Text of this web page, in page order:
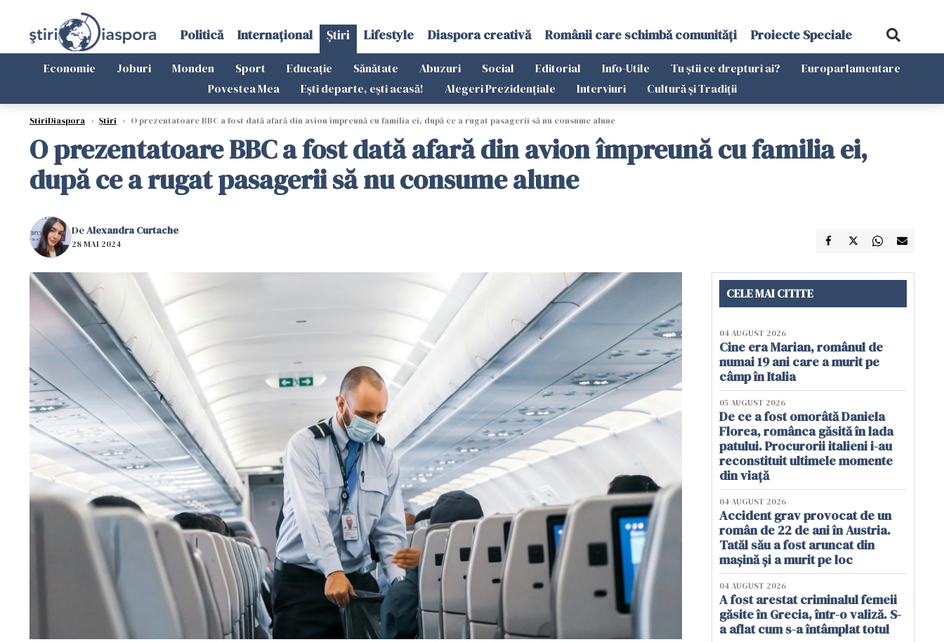
Politică Internațional Știri Lifestyle Diaspora creativă Românii care schimbă comunități Proiecte Speciale
Economie Joburi Monden Sport Educație Sănătate Abuzuri Social Editorial Info-Utile Tu știi ce drepturi ai?
Europarlamentare
Povestea Mea
Ești departe, ești acasă! Alegeri Prezidențiale Interviuri Cultură și Tradiții
StiriDiaspora › Știri › O prezentatoare BBC a fost dată afară din avion împreună cu familia ei, după ce a rugat pasagerii să nu consume alune
O prezentatoare BBC a fost dată afară din avion împreună cu familia ei,
după ce a rugat pasagerii să nu consume alune
DeAlexandra Curtache
28 MAI 2024
CELE MAI CITITE
04 AUGUST 2026
Cine era Marian, românul de
numai 19 ani care a murit pe
câmp în Italia
05 AUGUST 2026
De ce a fost omorâtă Daniela
Florea, românca găsită în lada
patului. Procurorii italieni i-au
reconstituit ultimele momente
din viață
04 AUGUST 2026
Accident grav provocat de un
român de 22 de ani în Austria.
Tatăl său a fost aruncat din
mașină și a murit pe loc
04 AUGUST 2026
A fost arestat criminalul femeii
găsite în Grecia, într-o valiză. S-
a aflat cum s-a întâmplat totul